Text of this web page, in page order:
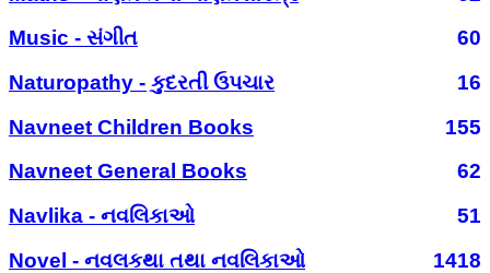
Music - સંગીત
60
Naturopathy - કુદરતી ઉપચાર
16
Navneet Children Books
155
Navneet General Books
62
Navlika - નવલિકાઓ
51
Novel - નવલકથા તથા નવલિકાઓ
1418